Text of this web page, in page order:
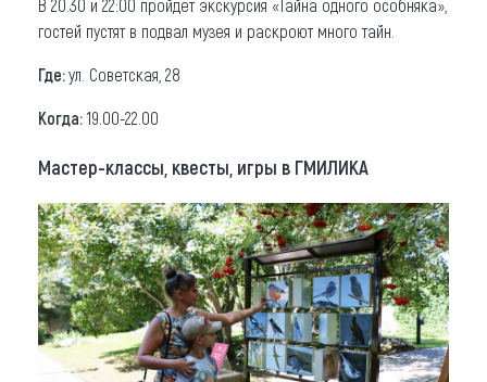
В 20.30 и 22:00 пройдет экскурсия «Тайна одного особняка»,
гостей пустят в подвал музея и раскроют много тайн.
Где:ул. Советская, 28
Когда: 19.00-22.00
Мастер-классы, квесты, игры в ГМИЛИКА